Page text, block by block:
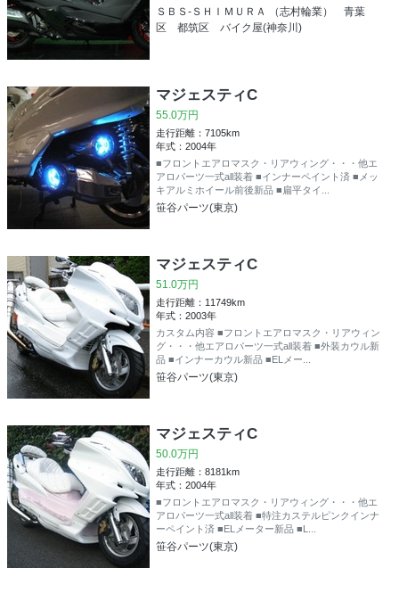
ＳＢＳ-ＳＨＩＭＵＲＡ （志村輪業） 青葉
区 都筑区 バイク屋(神奈川)
マジェスティC
55.0万円
走行距離：7105km
年式：2004年
■フロントエアロマスク・リアウィング・・・他エ
アロパーツ一式all装着 ■インナーペイント済 ■メッ
キアルミホイール前後新品 ■扁平タイ...
笹谷パーツ(東京)
マジェスティC
51.0万円
走行距離：11749km
年式：2003年
カスタム内容 ■フロントエアロマスク・リアウィン
グ・・・他エアロパーツ一式all装着 ■外装カウル新
品 ■インナーカウル新品 ■ELメー...
笹谷パーツ(東京)
マジェスティC
50.0万円
走行距離：8181km
年式：2004年
■フロントエアロマスク・リアウィング・・・他エ
アロパーツ一式all装着 ■特注カステルピンクインナ
ーペイント済 ■ELメーター新品 ■L...
笹谷パーツ(東京)